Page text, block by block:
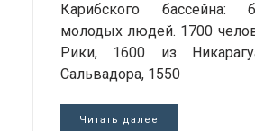
Карибского бассейна:
молодых людей. 1700
Рики, 1600 из
Сальвадора, 1550
Читать далее